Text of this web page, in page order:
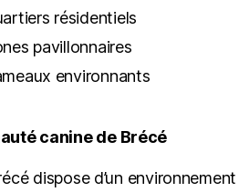
résidentiels
pavillonnaires
environnants
canine de Brécé
dispose d’un